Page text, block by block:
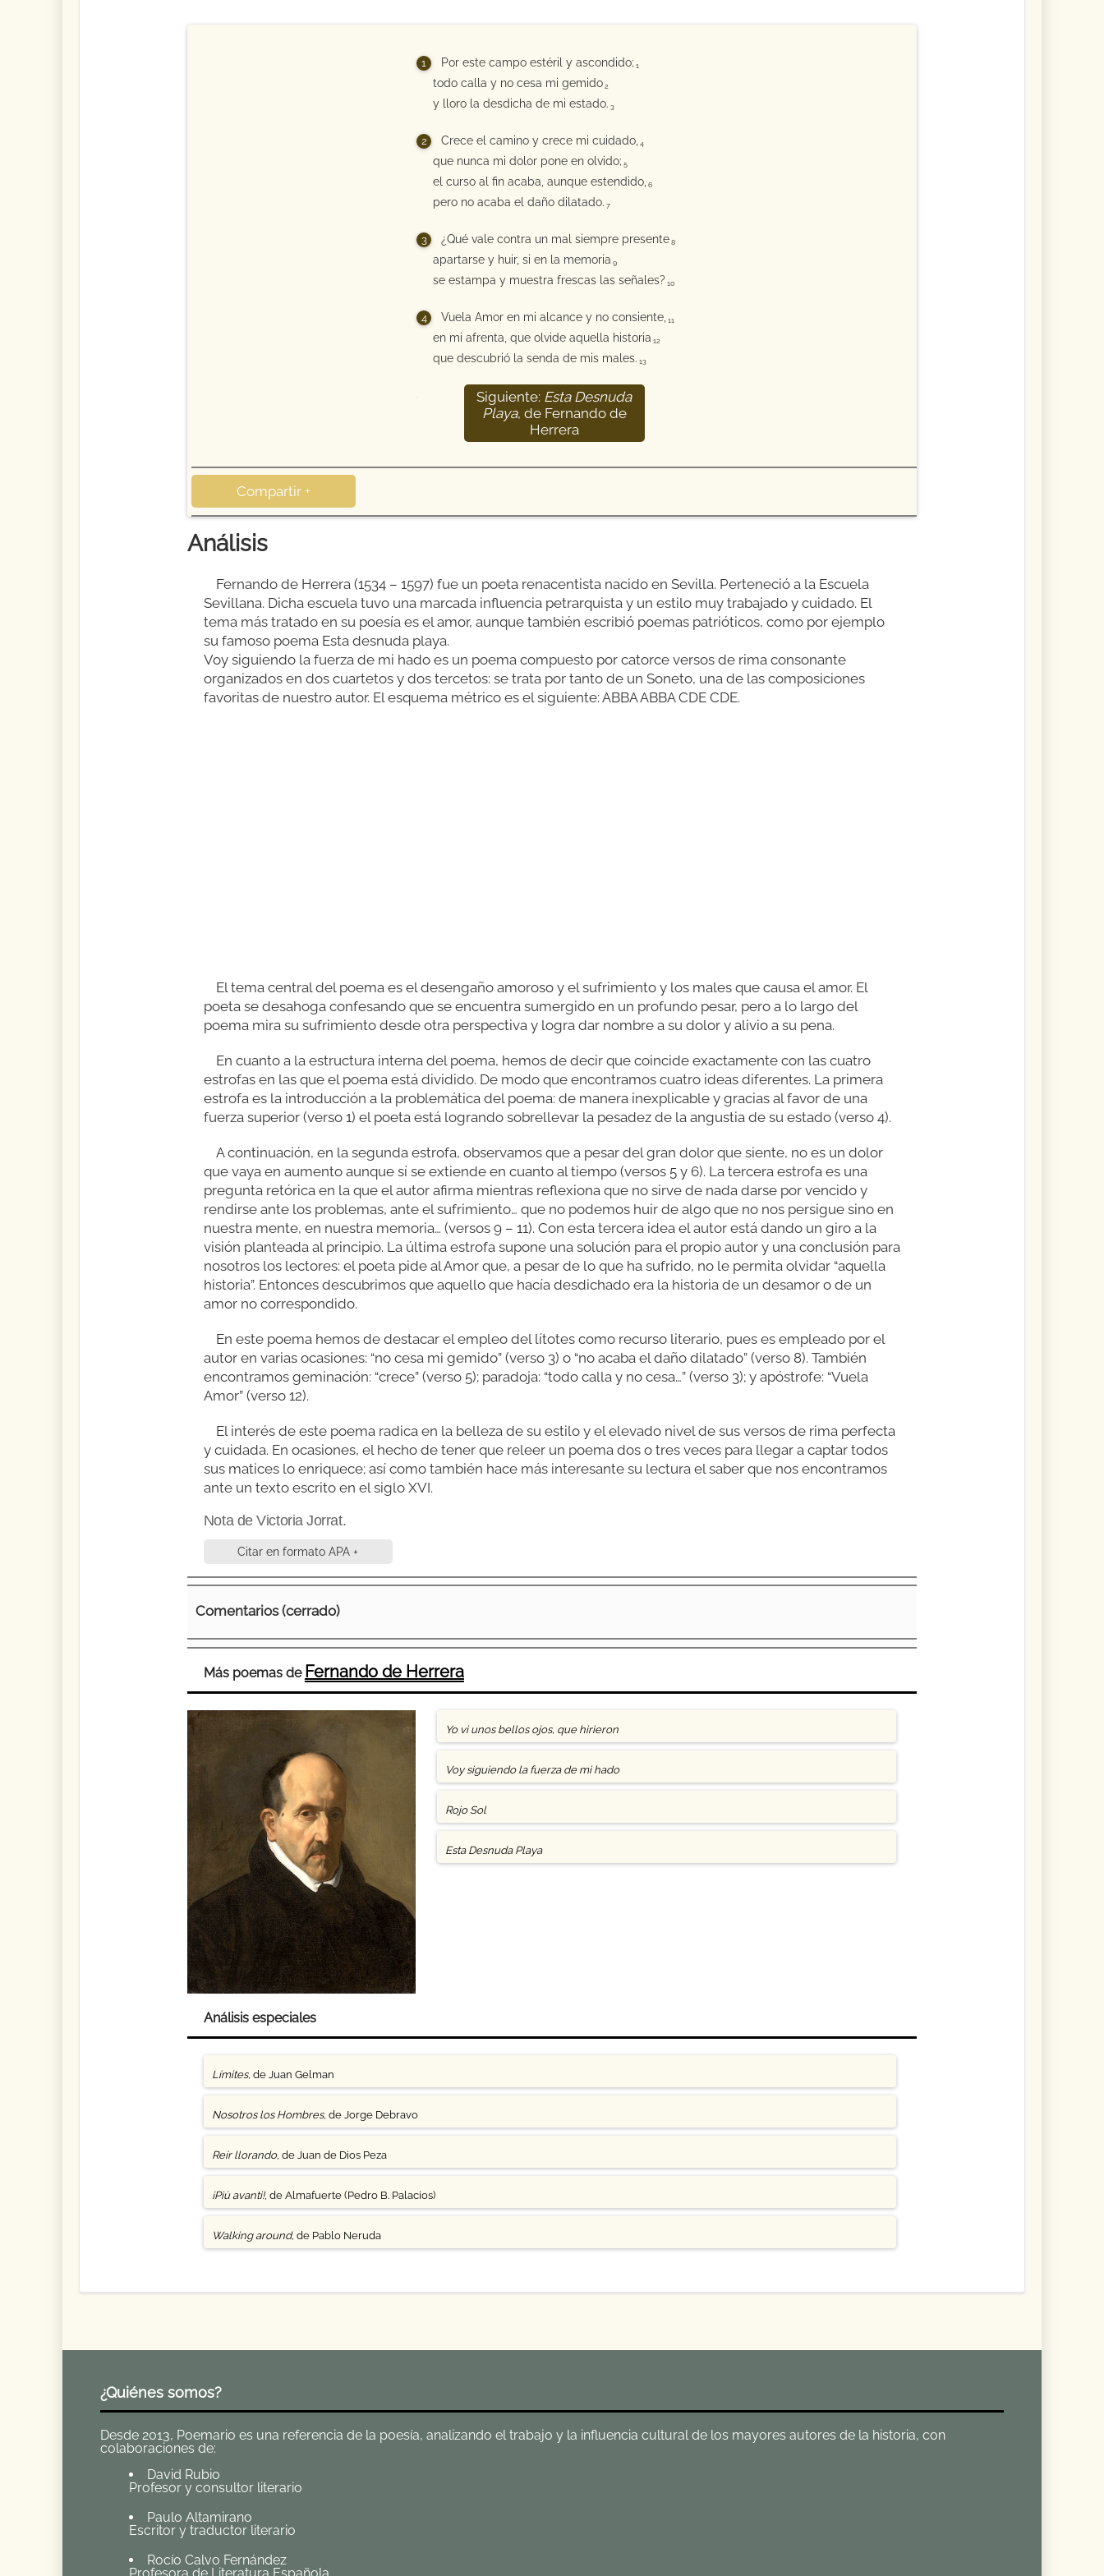
Por este campo estéril y ascondido; 1
todo calla y no cesa mi gemido 2
y lloro la desdicha de mi estado. 3
Crece el camino y crece mi cuidado, 4
que nunca mi dolor pone en olvido; 5
el curso al fin acaba, aunque estendido, 6
pero no acaba el daño dilatado. 7
¿Qué vale contra un mal siempre presente 8
apartarse y huir, si en la memoria 9
se estampa y muestra frescas las señales? 10
Vuela Amor en mi alcance y no consiente, 11
en mi afrenta, que olvide aquella historia 12
que descubrió la senda de mis males. 13
Siguiente: Esta Desnuda
Playa, de Fernando de
Herrera
Compartir +
Análisis
Fernando de Herrera (1534 – 1597) fue un poeta renacentista nacido en Sevilla. Perteneció a la Escuela
Sevillana. Dicha escuela tuvo una marcada influencia petrarquista y un estilo muy trabajado y cuidado. El
tema más tratado en su poesía es el amor, aunque también escribió poemas patrióticos, como por ejemplo
su famoso poema Esta desnuda playa.
Voy siguiendo la fuerza de mi hado es un poema compuesto por catorce versos de rima consonante
organizados en dos cuartetos y dos tercetos: se trata por tanto de un Soneto, una de las composiciones
favoritas de nuestro autor. El esquema métrico es el siguiente: ABBA ABBA CDE CDE.
El tema central del poema es el desengaño amoroso y el sufrimiento y los males que causa el amor. El
poeta se desahoga confesando que se encuentra sumergido en un profundo pesar, pero a lo largo del
poema mira su sufrimiento desde otra perspectiva y logra dar nombre a su dolor y alivio a su pena.
En cuanto a la estructura interna del poema, hemos de decir que coincide exactamente con las cuatro
estrofas en las que el poema está dividido. De modo que encontramos cuatro ideas diferentes. La primera
estrofa es la introducción a la problemática del poema: de manera inexplicable y gracias al favor de una
fuerza superior (verso 1) el poeta está logrando sobrellevar la pesadez de la angustia de su estado (verso 4).
A continuación, en la segunda estrofa, observamos que a pesar del gran dolor que siente, no es un dolor
que vaya en aumento aunque sí se extiende en cuanto al tiempo (versos 5 y 6). La tercera estrofa es una
pregunta retórica en la que el autor afirma mientras reflexiona que no sirve de nada darse por vencido y
rendirse ante los problemas, ante el sufrimiento… que no podemos huir de algo que no nos persigue sino en
nuestra mente, en nuestra memoria… (versos 9 – 11). Con esta tercera idea el autor está dando un giro a la
visión planteada al principio. La última estrofa supone una solución para el propio autor y una conclusión para
nosotros los lectores: el poeta pide al Amor que, a pesar de lo que ha sufrido, no le permita olvidar “aquella
historia”. Entonces descubrimos que aquello que hacía desdichado era la historia de un desamor o de un
amor no correspondido.
En este poema hemos de destacar el empleo del lítotes como recurso literario, pues es empleado por el
autor en varias ocasiones: “no cesa mi gemido” (verso 3) o “no acaba el daño dilatado” (verso 8). También
encontramos geminación: “crece” (verso 5); paradoja: “todo calla y no cesa…” (verso 3); y apóstrofe: “Vuela
Amor” (verso 12).
El interés de este poema radica en la belleza de su estilo y el elevado nivel de sus versos de rima perfecta
y cuidada. En ocasiones, el hecho de tener que releer un poema dos o tres veces para llegar a captar todos
sus matices lo enriquece; así como también hace más interesante su lectura el saber que nos encontramos
ante un texto escrito en el siglo XVI.
Nota de Victoria Jorrat.
Citar en formato APA +
Comentarios (cerrado)
Más poemas de Fernando de Herrera
Yo vi unos bellos ojos, que hirieron
Voy siguiendo la fuerza de mi hado
Rojo Sol
Esta Desnuda Playa
Análisis especiales
Límites, de Juan Gelman
Nosotros los Hombres, de Jorge Debravo
Reír llorando, de Juan de Dios Peza
¡Più avanti!, de Almafuerte (Pedro B. Palacios)
Walking around, de Pablo Neruda
¿Quiénes somos?
Desde 2013, Poemario es una referencia de la poesía, analizando el trabajo y la influencia cultural de los mayores autores de la historia, con
colaboraciones de:
David Rubio
Profesor y consultor literario
Paulo Altamirano
Escritor y traductor literario
Rocío Calvo Fernández